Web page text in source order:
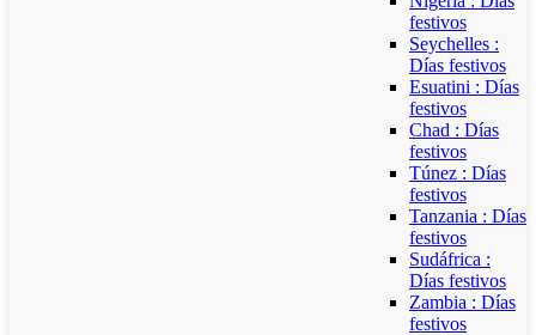
festivos
Seychelles :
Días festivos
Esuatini : Días
festivos
Chad : Días
festivos
Túnez : Días
festivos
Tanzania : Días
festivos
Sudáfrica :
Días festivos
Zambia : Días
festivos